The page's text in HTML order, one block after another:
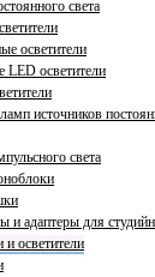
света
осветители
LED осветители
источников
света
и адаптеры для
осветители